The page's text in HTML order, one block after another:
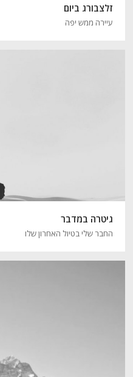
זלצבורג ביום
עיירה ממש יפה
גיטרה במדבר
החבר שלי בטיול האחרון שלו